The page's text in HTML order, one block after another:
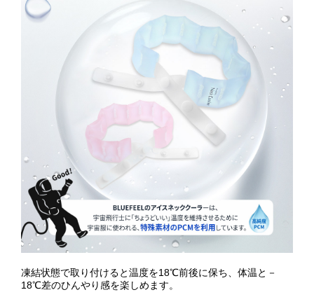
凍結状態で取り付けると温度を18℃前後に保ち、体温と－
18℃差のひんやり感を楽しめます。